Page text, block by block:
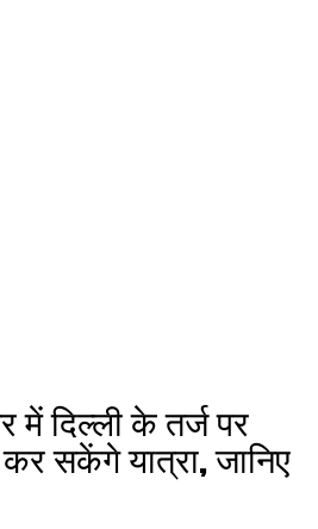
में दिल्ली के तर्ज पर
सकेंगे यात्रा, जानिए